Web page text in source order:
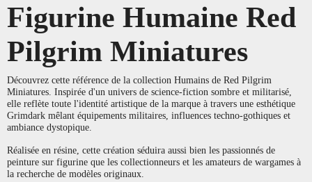
Figurine Humaine Red
Pilgrim Miniatures
Découvrez cette référence de la collection Humains de Red Pilgrim
Miniatures. Inspirée d'un univers de science-fiction sombre et militarisé,
elle reflète toute l'identité artistique de la marque à travers une esthétique
Grimdark mêlant équipements militaires, influences techno-gothiques et
ambiance dystopique.
Réalisée en résine, cette création séduira aussi bien les passionnés de
peinture sur figurine que les collectionneurs et les amateurs de wargames à
la recherche de modèles originaux.